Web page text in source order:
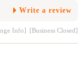
Write a review
Info] [Business Closed]